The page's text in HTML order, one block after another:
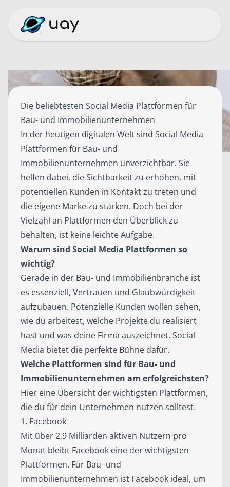
Die beliebtesten Social Media Plattformen für
Bau- und Immobilienunternehmen
In der heutigen digitalen Welt sind Social Media
Plattformen für Bau- und
Immobilienunternehmen unverzichtbar. Sie
helfen dabei, die Sichtbarkeit zu erhöhen, mit
potentiellen Kunden in Kontakt zu treten und
die eigene Marke zu stärken. Doch bei der
Vielzahl an Plattformen den Überblick zu
behalten, ist keine leichte Aufgabe.
Warum sind Social Media Plattformen so
wichtig?
Gerade in der Bau- und Immobilienbranche ist
es essenziell, Vertrauen und Glaubwürdigkeit
aufzubauen. Potenzielle Kunden wollen sehen,
wie du arbeitest, welche Projekte du realisiert
hast und was deine Firma auszeichnet. Social
Media bietet die perfekte Bühne dafür.
Welche Plattformen sind für Bau- und
Immobilienunternehmen am erfolgreichsten?
Hier eine Übersicht der wichtigsten Plattformen,
die du für dein Unternehmen nutzen solltest.
1. Facebook
Mit über 2,9 Milliarden aktiven Nutzern pro
Monat bleibt Facebook eine der wichtigsten
Plattformen. Für Bau- und
Immobilienunternehmen ist Facebook ideal, um